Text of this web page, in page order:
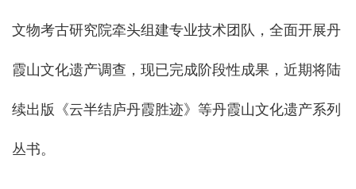
文物考古研究院牵头组建专业技术团队，全面开展丹
霞山文化遗产调查，现已完成阶段性成果，近期将陆
续出版《云半结庐丹霞胜迹》等丹霞山文化遗产系列
丛书。